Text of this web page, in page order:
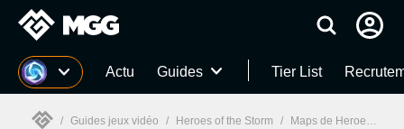
MGG Actu Guides Tier List
/ Guides jeux vidéo / Heroes of the Storm / Maps de Heroes of the Storm